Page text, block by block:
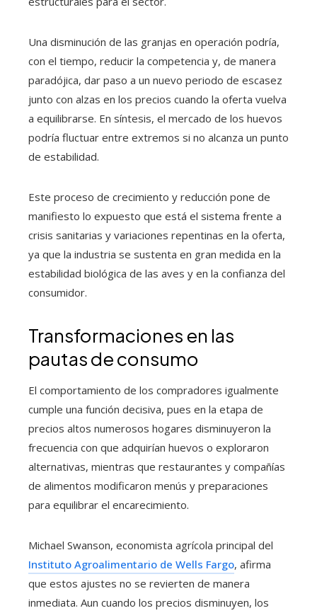
Una disminución de las granjas en operación podría,
con el tiempo, reducir la competencia y, de manera
paradójica, dar paso a un nuevo periodo de escasez
junto con alzas en los precios cuando la oferta vuelva
a equilibrarse. En síntesis, el mercado de los huevos
podría fluctuar entre extremos si no alcanza un punto
de estabilidad.
Este proceso de crecimiento y reducción pone de
manifiesto lo expuesto que está el sistema frente a
crisis sanitarias y variaciones repentinas en la oferta,
ya que la industria se sustenta en gran medida en la
estabilidad biológica de las aves y en la confianza del
consumidor.
Transformaciones en las
pautas de consumo
El comportamiento de los compradores igualmente
cumple una función decisiva, pues en la etapa de
precios altos numerosos hogares disminuyeron la
frecuencia con que adquirían huevos o exploraron
alternativas, mientras que restaurantes y compañías
de alimentos modificaron menús y preparaciones
para equilibrar el encarecimiento.
Michael Swanson, economista agrícola principal del
Instituto Agroalimentario de Wells Fargo, afirma
que estos ajustes no se revierten de manera
inmediata. Aun cuando los precios disminuyen, los